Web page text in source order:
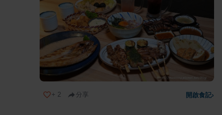
+ 2 分享 開啟食記›